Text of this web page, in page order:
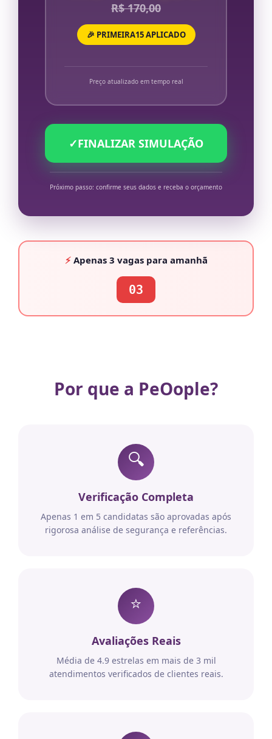
R$ 170,00
🎉 PRIMEIRA15 APLICADO
Preço atualizado em tempo real
✓FINALIZAR SIMULAÇÃO
Próximo passo: confirme seus dados e receba o orçamento
⚡Apenas 3 vagaspara amanhã
03
Por que a PeOople?
🔍
Verificação Completa
Apenas 1 em 5 candidatas são aprovadas após
rigorosa análise de segurança e referências.
⭐
Avaliações Reais
Média de 4.9 estrelas em mais de 3 mil
atendimentos verificados de clientes reais.